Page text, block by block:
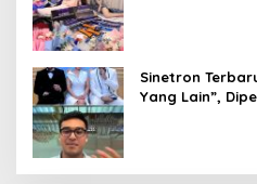
Sinetron
Yang Lain”,